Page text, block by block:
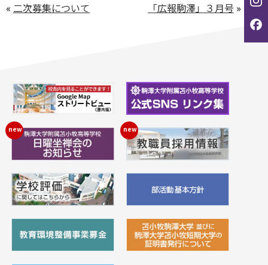
« 二次募集について 「広報駒澤」３月号 »